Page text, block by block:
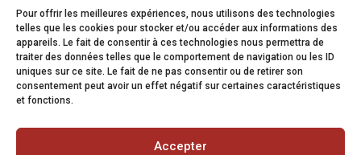
Pour offrir les meilleures expériences, nous utilisons des technologies
telles que les cookies pour stocker et/ou accéder aux informations des
appareils. Le fait de consentir à ces technologies nous permettra de
traiter des données telles que le comportement de navigation ou les ID
uniques sur ce site. Le fait de ne pas consentir ou de retirer son
consentement peut avoir un effet négatif sur certaines caractéristiques
et fonctions.
Accepter
eaux@vetroz.ch
Travaux publics
079 213 92 08